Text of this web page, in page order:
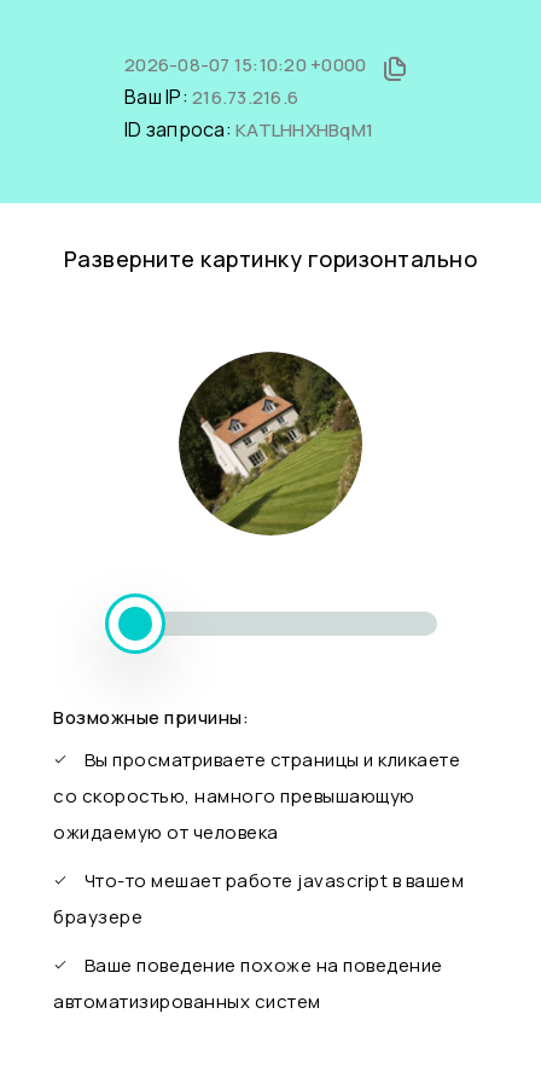
2026-08-07 15:10:20 +0000
Ваш IP: 216.73.216.6
ID запроса: KATLHHXHBqM1
Разверните картинку горизонтально
Возможные причины:
Вы просматриваете страницы и кликаете
со скоростью, намного превышающую
ожидаемую от человека
Что-то мешает работе javascript в вашем
браузере
Ваше поведение похоже на поведение
автоматизированных систем